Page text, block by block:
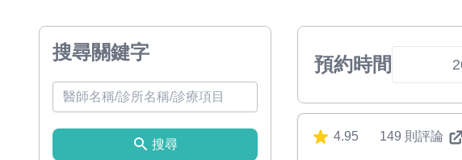
搜尋關鍵字
搜尋
預約時間
4.95 149 則評論